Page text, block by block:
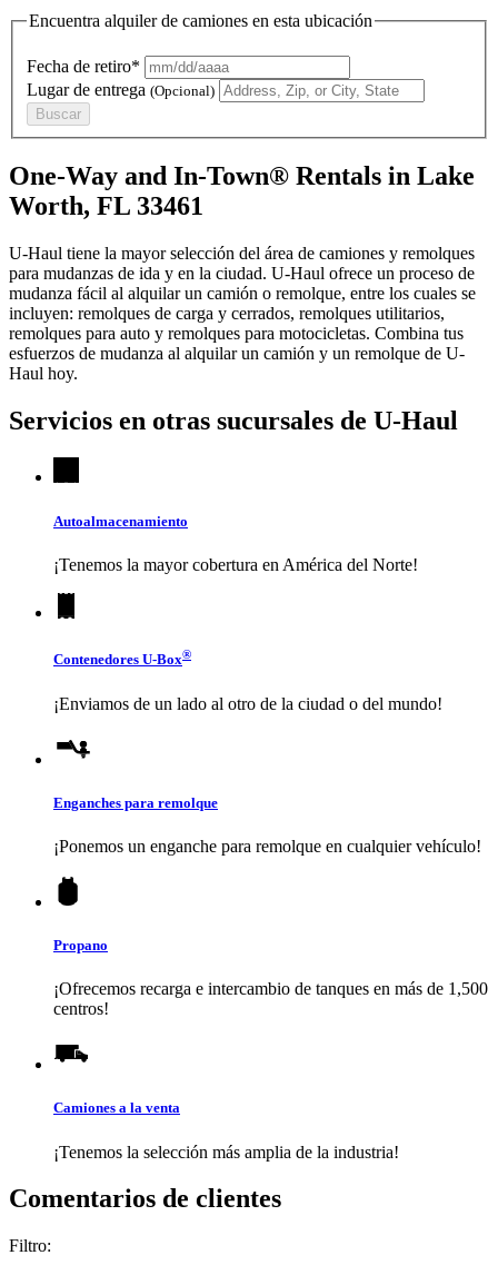
Encuentra alquiler de camiones en esta ubicación
Fecha de retiro*
Lugar de entrega (Opcional)
Buscar
One-Way and In-Town® Rentals in Lake
Worth, FL 33461
U-Haul tiene la mayor selección del área de camiones y remolques
para mudanzas de ida y en la ciudad. U-Haul ofrece un proceso de
mudanza fácil al alquilar un camión o remolque, entre los cuales se
incluyen: remolques de carga y cerrados, remolques utilitarios,
remolques para auto y remolques para motocicletas. Combina tus
esfuerzos de mudanza al alquilar un camión y un remolque de U-
Haul hoy.
Servicios en otras sucursales de U-Haul
Autoalmacenamiento
¡Tenemos la mayor cobertura en América del Norte!
Contenedores U-Box®
¡Enviamos de un lado al otro de la ciudad o del mundo!
Enganches para remolque
¡Ponemos un enganche para remolque en cualquier vehículo!
Propano
¡Ofrecemos recarga e intercambio de tanques en más de 1,500
centros!
Camiones a la venta
¡Tenemos la selección más amplia de la industria!
Comentarios de clientes
Filtro: